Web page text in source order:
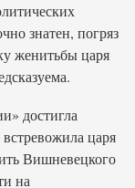
знатен, погряз
женитьбы царя
достигла
царя
Вишневецкого
на